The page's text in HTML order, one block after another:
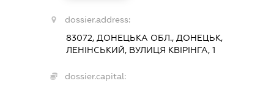
dossier.address:
83072, ДОНЕЦЬКА ОБЛ., ДОНЕЦЬК,
ЛЕНІНСЬКИЙ, ВУЛИЦЯ КВІРІНГА, 1
dossier.capital: